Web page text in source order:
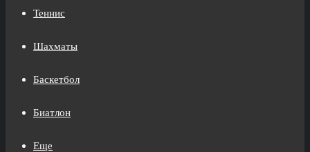
Теннис
Шахматы
Баскетбол
Биатлон
Еще